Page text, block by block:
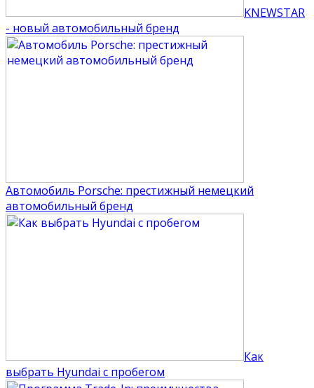
KNEWSTAR
- новый автомобильный бренд
Автомобиль Porsche: престижный немецкий
автомобильный бренд
Как
выбрать Hyundai с пробегом